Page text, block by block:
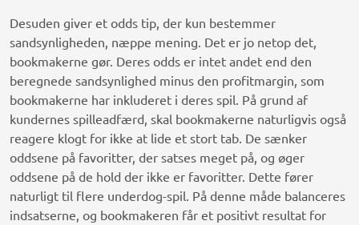
Desuden giver et odds tip, der kun bestemmer
sandsynligheden, næppe mening. Det er jo netop det,
bookmakerne gør. Deres odds er intet andet end den
beregnede sandsynlighed minus den profitmargin, som
bookmakerne har inkluderet i deres spil. På grund af
kundernes spilleadfærd, skal bookmakerne naturligvis også
reagere klogt for ikke at lide et stort tab. De sænker
oddsene på favoritter, der satses meget på, og øger
oddsene på de hold der ikke er favoritter. Dette fører
naturligt til flere underdog-spil. På denne måde balanceres
indsatserne, og bookmakeren får et positivt resultat for